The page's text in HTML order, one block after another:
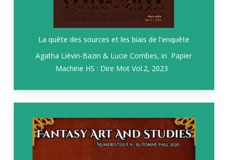
La quête des sources et les biais de l’enquête
Agatha Liévin-Bazin & Lucie Combes, in Papier
Machine HS : Dire Mot Vol.2, 2023